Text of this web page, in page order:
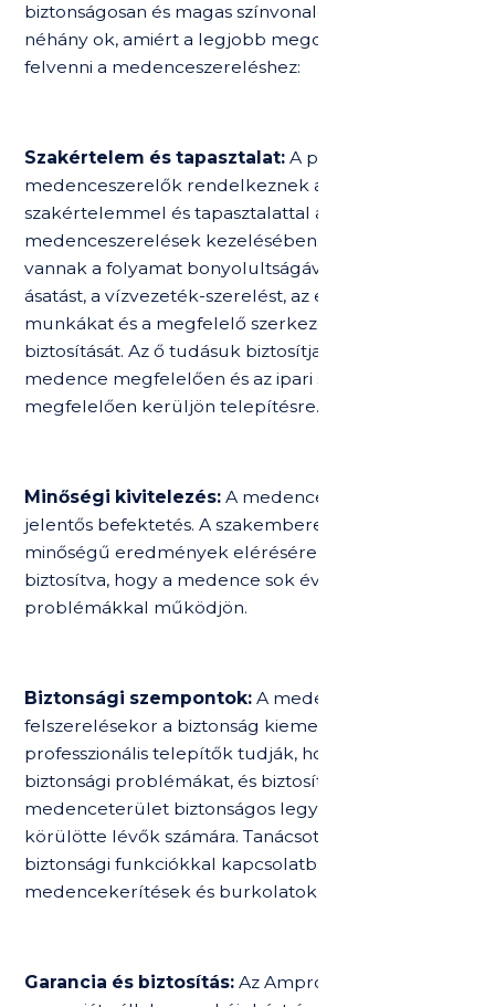
biztonságosan és magas színvonalon történjen. Íme
néhány ok, amiért a legjobb megoldás szakembert
felvenni a medenceszereléshez:
Szakértelem és tapasztalat: A professzionális
medenceszerelők rendelkeznek a szükséges
szakértelemmel és tapasztalattal a
medenceszerelések kezelésében. Tisztában
vannak a folyamat bonyolultságával, beleértve az
ásatást, a vízvezeték-szerelést, az elektromos
munkákat és a megfelelő szerkezeti integritás
biztosítását. Az ő tudásuk biztosítja, hogy a
medence megfelelően és az ipari szabványoknak
megfelelően kerüljön telepítésre.
Minőségi kivitelezés: A medence felszerelése
jelentős befektetés. A szakemberek kiváló
minőségű eredmények elérésére törekszenek,
biztosítva, hogy a medence sok éven át, minimális
problémákkal működjön.
Biztonsági szempontok: A medence
felszerelésekor a biztonság kiemelten fontos. A
professzionális telepítők tudják, hogyan kezeljék a
biztonsági problémákat, és biztosítják, hogy a
medenceterület biztonságos legyen az úszók és a
körülötte lévők számára. Tanácsot adnak olyan
biztonsági funkciókkal kapcsolatban is, mint a
medencekerítések és burkolatok.
Garancia és biztosítás: Az Ampron csapata 20 év